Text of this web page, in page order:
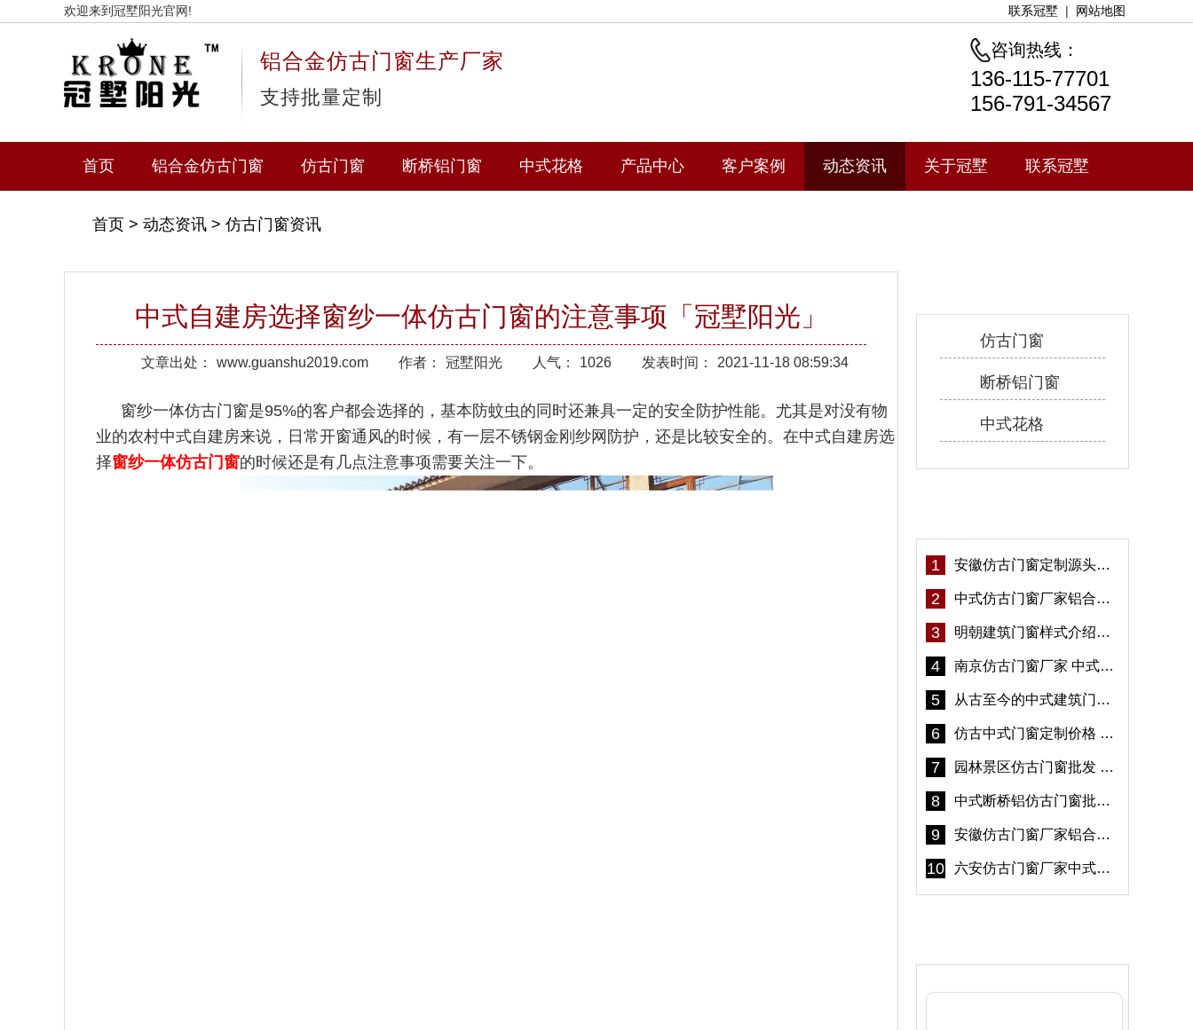
欢迎来到冠墅阳光官网! 联系冠墅 | 网站地图
铝合金仿古门窗生产厂家
支持批量定制
咨询热线：
136-115-77701
156-791-34567
首页 铝合金仿古门窗 仿古门窗 断桥铝门窗 中式花格 产品中心 客户案例 动态资讯 关于冠墅 联系冠墅
首页 > 动态资讯 > 仿古门窗资讯
中式自建房选择窗纱一体仿古门窗的注意事项「冠墅阳光」
文章出处： www.guanshu2019.com 作者： 冠墅阳光 人气： 1026 发表时间： 2021-11-18 08:59:34
窗纱一体仿古门窗是95%的客户都会选择的，基本防蚊虫的同时还兼具一定的安全防护性能。尤其是对没有物
业的农村中式自建房来说 ，日常开窗通风的时候，有一层不锈钢金刚纱网防护，还是比较安全的。在中式自建房选
择窗纱一体仿古门窗的时候还是有几点注意事项需要关注一下。
仿古门窗
断桥铝门窗
中式花格
1 安徽仿古门窗定制源头厂家 好打理免维护-冠墅阳光
2 中式仿古门窗厂家铝合金仿古门窗定制 5年质保
3 明朝建筑门窗样式介绍——冠墅阳光
4 南京仿古门窗厂家 中式仿古门窗定制 节能防水
5 从古至今的中式建筑门窗到底有多美「冠墅阳光」
6 仿古中式门窗定制价格 铝合金仿古门窗报价
7 园林景区仿古门窗批发 铝合金仿古门窗采购-冠墅阳光
8 中式断桥铝仿古门窗批发 冠墅阳光仿古门窗 6000平米实体工厂
9 安徽仿古门窗厂家铝合金仿古门窗批发 免费设计出货快
10 六安仿古门窗厂家中式仿古门窗制作 6000平米源头厂家